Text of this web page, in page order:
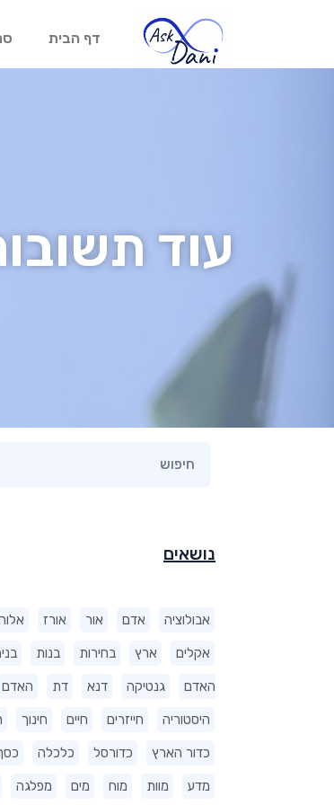
דף הבית
עוד
נושאים
אבולוציה אדם אור אורז
אקלים ארץ בחירות בנות
האדם גנטיקה דנא דת האדם
היסטוריה חייזרים חיים חינוך
כדור הארץ כדורסל כלכלה
מדע מוות מוח מים מפלגה